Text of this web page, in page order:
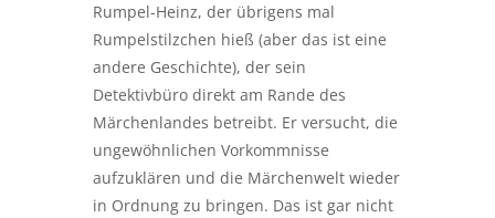
Rumpel-Heinz, der übrigens mal
Rumpelstilzchen hieß (aber das ist eine
andere Geschichte), der sein
Detektivbüro direkt am Rande des
Märchenlandes betreibt. Er versucht, die
ungewöhnlichen Vorkommnisse
aufzuklären und die Märchenwelt wieder
in Ordnung zu bringen. Das ist gar nicht